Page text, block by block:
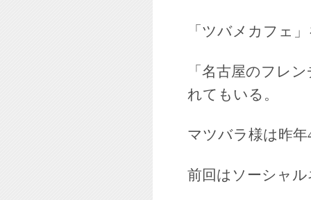
「ツバメカフェ
「名古屋のフレ
れてもいる。
マツバラ様は昨
前回はソーシャ